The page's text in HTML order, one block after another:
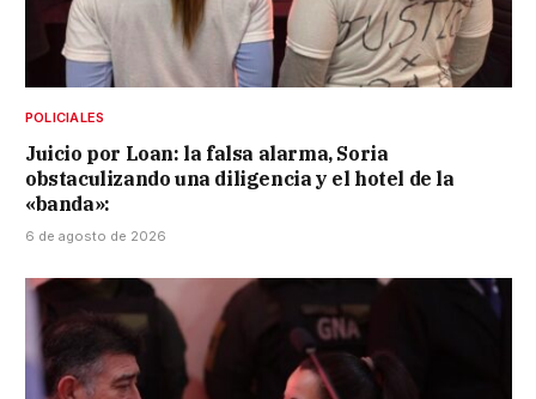
POLICIALES
Juicio por Loan: la falsa alarma, Soria
obstaculizando una diligencia y el hotel de la
«banda»:
6 de agosto de 2026